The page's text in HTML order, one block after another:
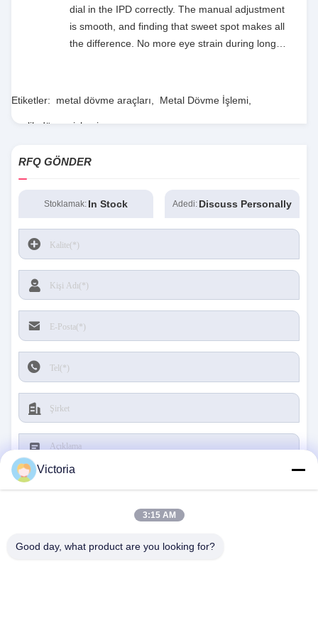
dial in the IPD correctly. The manual adjustment
is smooth, and finding that sweet spot makes all
the difference. No more eye strain during long
fantastic once you dial in the IPD correctly. The
taking the time to set it up properly!""The Pico 4's
correctly. The manual adjustment is smooth, and
No more eye strain during long sessions. Highly
recommend taking the time to set it up
once you dial in the IPD correctly. The manual
adjustment is smooth, and finding that sweet spot
during long sessions. Highly r
Etiketler: metal dövme araçları Metal Dövme İşlemi
çelik dövme işlemi
RFQ GÖNDER
Stoklamak: In Stock Adedi: Discuss Personally
Victoria
3:15 AM
Good day, what product are you looking for?